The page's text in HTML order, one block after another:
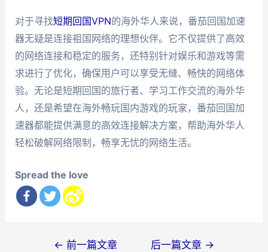
对于寻找短期回国VPN的海外华人来说，番茄回国加速
器无疑是连接祖国网络的理想伙伴。它不仅提供了高效
的网络连接和稳定的服务，还特别针对娱乐和游戏等需
求进行了优化，确保用户可以享受无缝、畅快的网络体
验。无论是短期回国的旅行者、学习工作交流的海外华
人，还是希望在海外畅玩国内游戏的玩家，番茄回国加
速器都能提供满意的高效连接解决方案，帮助海外华人
轻松破解网络限制，畅享无忧的网络生活。
Spread the love
← 前一篇文章 后一篇文章 →